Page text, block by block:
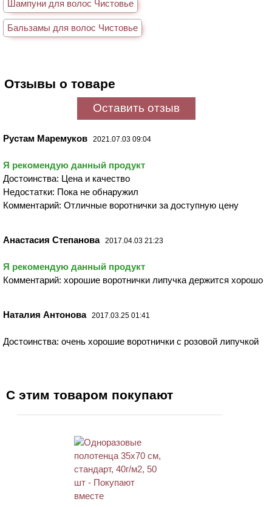
Шампуни для волос Чистовье
Бальзамы для волос Чистовье
Отзывы о товаре
Оставить отзыв
Рустам Маремуков 2021.07.03 09:04
Я рекомендую данный продукт
Достоинства: Цена и качество
Недостатки: Пока не обнаружил
Комментарий: Отличные воротнички за доступную цену
Анастасия Степанова 2017.04.03 21:23
Я рекомендую данный продукт
Комментарий: хорошие воротнички липучка держится хорошо
Наталия Антонова 2017.03.25 01:41
Достоинства: очень хорошие воротнички с розовой липучкой
С этим товаром покупают